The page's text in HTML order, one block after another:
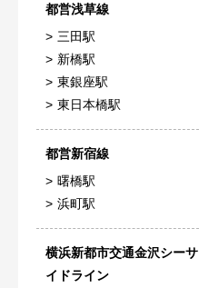
都営浅草線
三田駅
新橋駅
東銀座駅
東日本橋駅
都営新宿線
曙橋駅
浜町駅
横浜新都市交通金沢シーサ
イドライン